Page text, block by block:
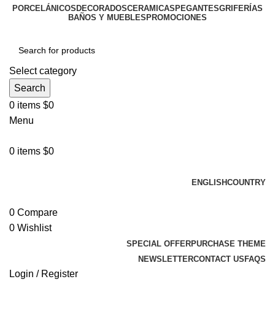
PORCELÁNICOS DECORADOSCERAMICAS PEGANTESGRIFERÍAS
BAÑOS Y MUEBLES PROMOCIONES
Select category
Search
0 items $0
Menu
0 items $0
ENGLISHCOUNTRY
0 Compare
0 Wishlist
SPECIAL OFFERPURCHASE THEME
NEWSLETTERCONTACT US FAQS
Login / Register